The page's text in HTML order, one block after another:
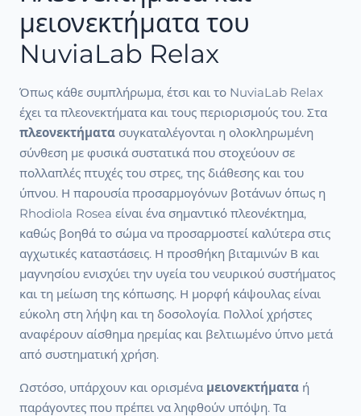
μειονεκτήματα του
NuviaLab Relax
Όπως κάθε συμπλήρωμα, έτσι και το NuviaLab Relax
έχει τα πλεονεκτήματα και τους περιορισμούς του. Στα
πλεονεκτήματα συγκαταλέγονται η ολοκληρωμένη
σύνθεση με φυσικά συστατικά που στοχεύουν σε
πολλαπλές πτυχές του στρες, της διάθεσης και του
ύπνου. Η παρουσία προσαρμογόνων βοτάνων όπως η
Rhodiola Rosea είναι ένα σημαντικό πλεονέκτημα,
καθώς βοηθά το σώμα να προσαρμοστεί καλύτερα στις
αγχωτικές καταστάσεις. Η προσθήκη βιταμινών Β και
μαγνησίου ενισχύει την υγεία του νευρικού συστήματος
και τη μείωση της κόπωσης. Η μορφή κάψουλας είναι
εύκολη στη λήψη και τη δοσολογία. Πολλοί χρήστες
αναφέρουν αίσθημα ηρεμίας και βελτιωμένο ύπνο μετά
από συστηματική χρήση.
Ωστόσο, υπάρχουν και ορισμένα μειονεκτήματα ή
παράγοντες που πρέπει να ληφθούν υπόψη. Τα